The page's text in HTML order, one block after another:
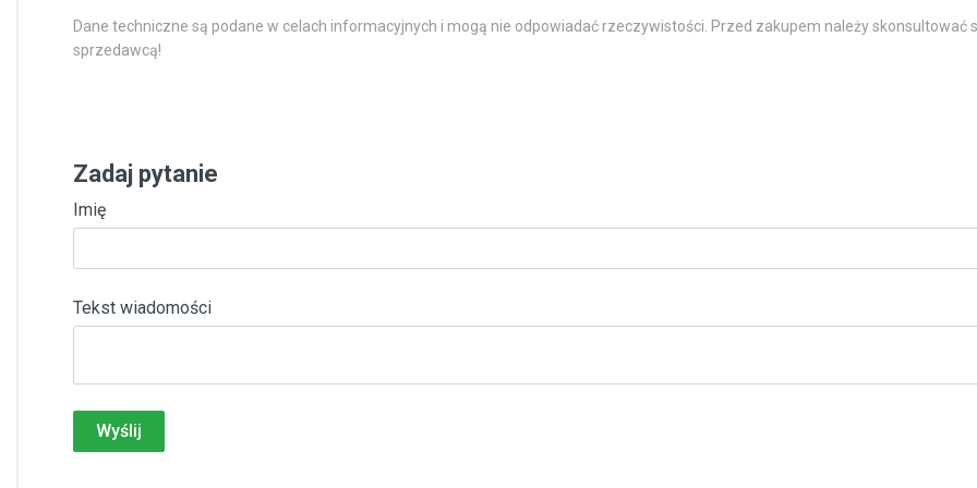
Dane techniczne są podane w celach informacyjnych i mogą nie odpowiadać rzeczywistości. Przed zakupem należy skonsultować
sprzedawcą!
Zadaj pytanie
Imię
Tekst wiadomości
Wyślij